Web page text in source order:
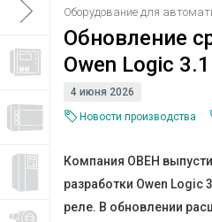
Оборудование для
Обновление
Owen Logic 3.1
4 июня 2026
Новости производства
Компания ОВЕН
разработки Owen
реле. В обновлении